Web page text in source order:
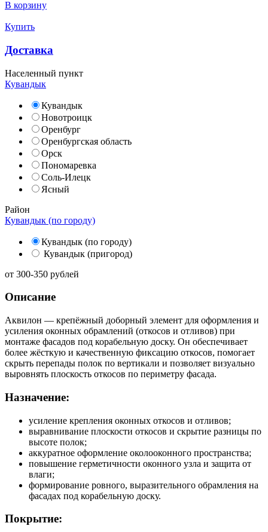
В корзину
Купить
Доставка
Населенный пункт
Кувандык
Кувандык
Новотроицк
Оренбург
Оренбургская область
Орск
Пономаревка
Соль-Илецк
Ясный
Район
Кувандык (по городу)
Кувандык (по городу)
Кувандык (пригород)
от 300-350 рублей
Описание
Аквилон — крепёжный доборный элемент для оформления и
усиления оконных обрамлений (откосов и отливов) при
монтаже фасадов под корабельную доску. Он обеспечивает
более жёсткую и качественную фиксацию откосов, помогает
скрыть перепады полок по вертикали и позволяет визуально
выровнять плоскость откосов по периметру фасада.
Назначение:
усиление крепления оконных откосов и отливов;
выравнивание плоскости откосов и скрытие разницы по
высоте полок;
аккуратное оформление околооконного пространства;
повышение герметичности оконного узла и защита от
влаги;
формирование ровного, выразительного обрамления на
фасадах под корабельную доску.
Покрытие: